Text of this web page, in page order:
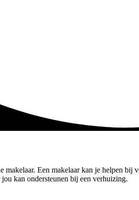
Een makelaar kan je helpen bij
kan ondersteunen bij een verhuizing.